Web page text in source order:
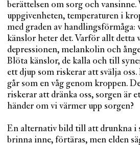
berättelsen om sorg och
uppgivenheten, temperaturen i
med graden av handlingsförmåga:
känslor heter det. Varför allt detta
depressionen, melankolin och
Blöta känslor, de kalla och till
ett djup som riskerar att svälja
går som en våg genom kroppen.
riskerar att dränka oss, sorgen är
händer om vi värmer upp sorgen?
En alternativ bild till att drunkna i
brinna inne, förtäras, men elden